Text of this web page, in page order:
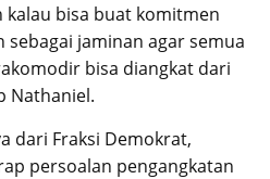
bisa buat komitmen
jaminan agar semua
bisa diangkat dari
Nathaniel.
dari Fraksi Demokrat,
persoalan pengangkatan